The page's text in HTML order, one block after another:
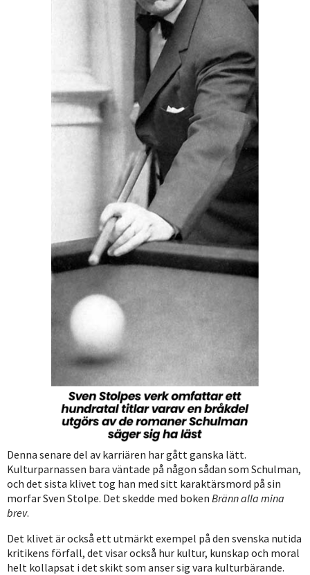
Denna senare del av karriären har gått ganska lätt.
Kulturparnassen bara väntade på någon sådan som Schulman,
och det sista klivet tog han med sitt karaktärsmord på sin
morfar Sven Stolpe. Det skedde med boken Bränn alla mina
brev.
Det klivet är också ett utmärkt exempel på den svenska nutida
kritikens förfall, det visar också hur kultur, kunskap och moral
helt kollapsat i det skikt som anser sig vara kulturbärande.